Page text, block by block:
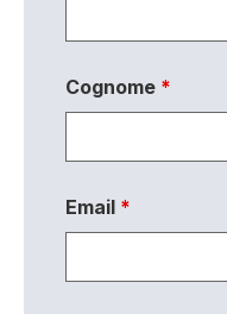
Cognome *
Email *